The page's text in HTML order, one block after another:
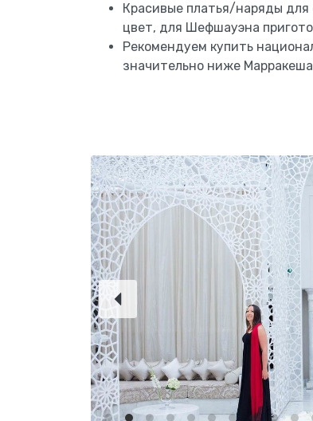
Красивые платья/наряды
цвет, для Шефшауэна
Рекомендуем купить
значительно ниже